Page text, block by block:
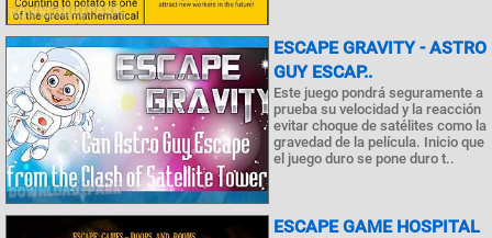
ESCAPE GRAVITY - ASTRO
GUY ESCAP..
Este juego pondrá seguramente a
prueba su velocidad y la reacción
evitar choque de satélites como la
gravedad de la película. Inicio que
el juego duro se pone duro t..
ESCAPE GAME HOSPITAL